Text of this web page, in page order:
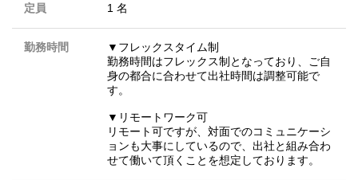
定員 1 名
勤務時間
▼フレックスタイム制
勤務時間はフレックス制となっており、ご自
身の都合に合わせて出社時間は調整可能で
す。
▼リモートワーク可
リモート可ですが、対面でのコミュニケーシ
ョンも大事にしているので、出社と組み合わ
せて働いて頂くことを想定しております。